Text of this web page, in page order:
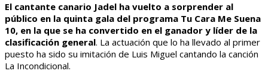
El cantante canario Jadel ha vuelto a sorprender al
público en la quinta gala del programa Tu Cara Me Suena
10, en la que se ha convertido en el ganador y líder de la
clasificación general. La actuación que lo ha llevado al primer
puesto ha sido su imitación de Luis Miguel cantando la canción
La Incondicional.